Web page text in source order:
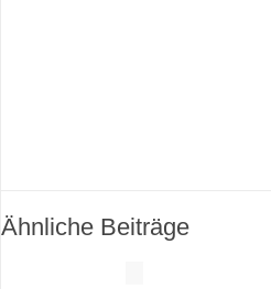
Ähnliche Beiträge